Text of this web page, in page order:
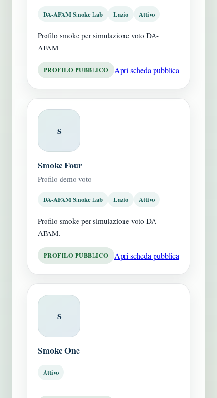
DA-AFAM Smoke Lab Lazio Attivo
Profilo smoke per simulazione voto DA-
AFAM.
PROFILO PUBBLICO Apri scheda pubblica
S
Smoke Four
Profilo demo voto
DA-AFAM Smoke Lab Lazio Attivo
Profilo smoke per simulazione voto DA-
AFAM.
PROFILO PUBBLICO Apri scheda pubblica
S
Smoke One
Attivo